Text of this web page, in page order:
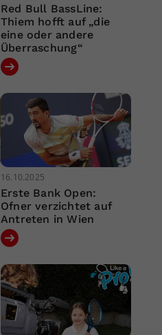
Red Bull BassLine:
Thiem hofft auf „die
eine oder andere
Überraschung“
16.10.2025
Erste Bank Open:
Ofner verzichtet auf
Antreten in Wien